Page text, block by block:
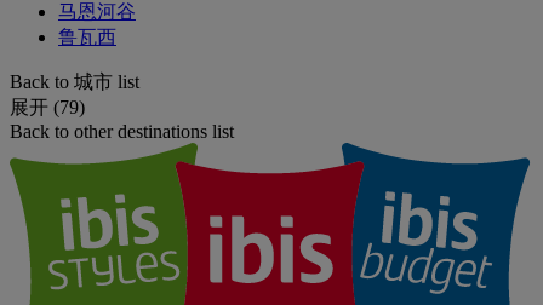
马恩河谷
鲁瓦西
Back to 城市 list
展开 (79)
Back to other destinations list